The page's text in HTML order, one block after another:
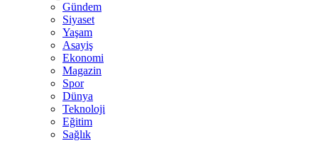
Gündem
Siyaset
Yaşam
Asayiş
Ekonomi
Magazin
Spor
Dünya
Teknoloji
Eğitim
Sağlık